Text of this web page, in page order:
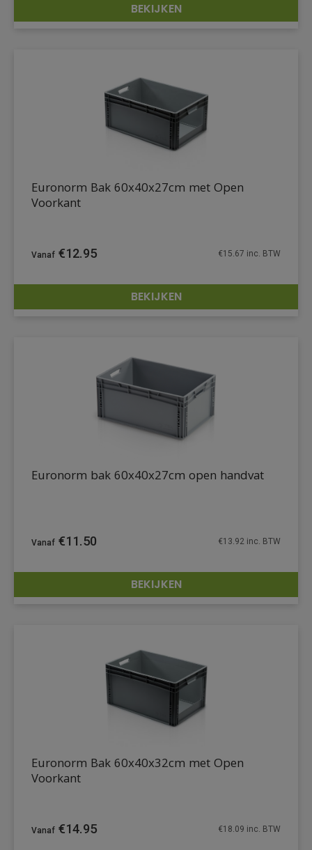
DETAILS
BEKIJKEN
DETAILS
Euronorm Bak 60x40x27cm met Open
Voorkant
€12.95 €15.67 inc. BTW
BEKIJKEN
DETAILS
Euronorm bak 60x40x27cm open handvat
€11.50 €13.92 inc. BTW
BEKIJKEN
Euronorm Bak 60x40x32cm met Open
Voorkant
€14.95 €18.09 inc. BTW